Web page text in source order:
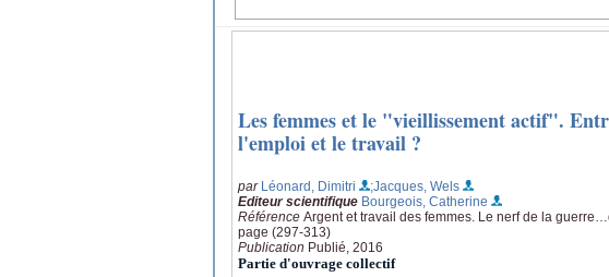
Les femmes et le "vieillissement actif".
l'emploi et le travail ?
par Léonard, Dimitri
;Jacques, Wels
Editeur scientifique Bourgeois, Catherine
Référence Argent et travail des femmes. Le nerf de la
page (297-313)
Publication Publié, 2016
Partie d'ouvrage collectif